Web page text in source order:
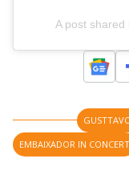
A post
EMBAIXADOR IN CONCERT